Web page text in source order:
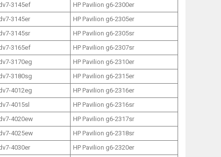
3145ef
HP Pavilion g6-2300er
3145er
HP Pavilion g6-2305er
3145sr
HP Pavilion g6-2305sr
3165ef
HP Pavilion g6-2307sr
3170eg
HP Pavilion g6-2310er
3180sg
HP Pavilion g6-2315er
4012eg
HP Pavilion g6-2316er
4015sl
HP Pavilion g6-2316sr
4020ew
HP Pavilion g6-2317sr
4025ew
HP Pavilion g6-2318sr
4030er
HP Pavilion g6-2320er